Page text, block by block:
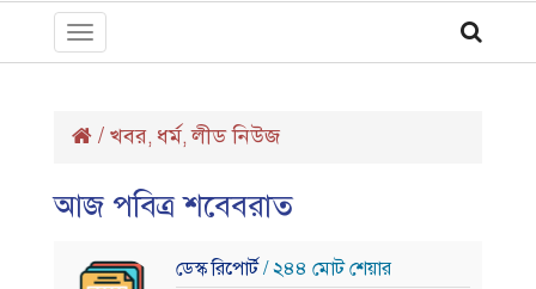
Toggle
navigation
/ খবর, ধর্ম,লীড নিউজ
আজ পবিত্র শবেবরাত
ডেস্ক রিপোর্ট/ ২৪৪ মোট শেয়ার